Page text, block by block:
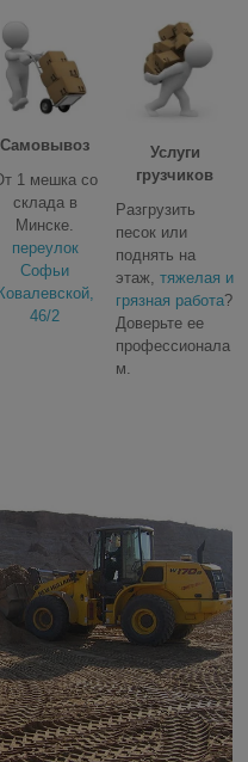
Самовывоз
1 мешка со
склада в
Минске.
переулок
Софьи
46/2
Услуги
грузчиков
Разгрузить
песок или
поднять на
этаж, тяжелая и
грязная работа?
Доверьте ее
профессионала
м.